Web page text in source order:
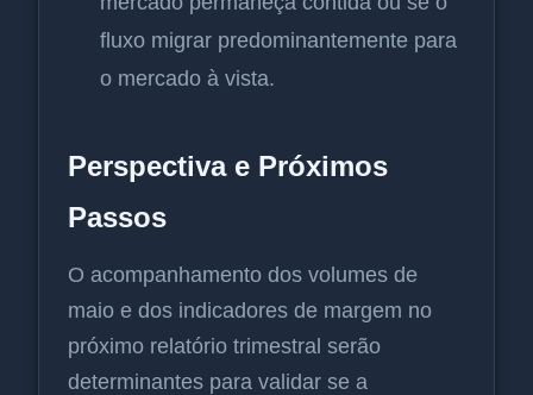
fluxo migrar predominantemente para
o mercado à vista.
Perspectiva e Próximos
Passos
O acompanhamento dos volumes de
maio e dos indicadores de margem no
próximo relatório trimestral serão
determinantes para validar se a